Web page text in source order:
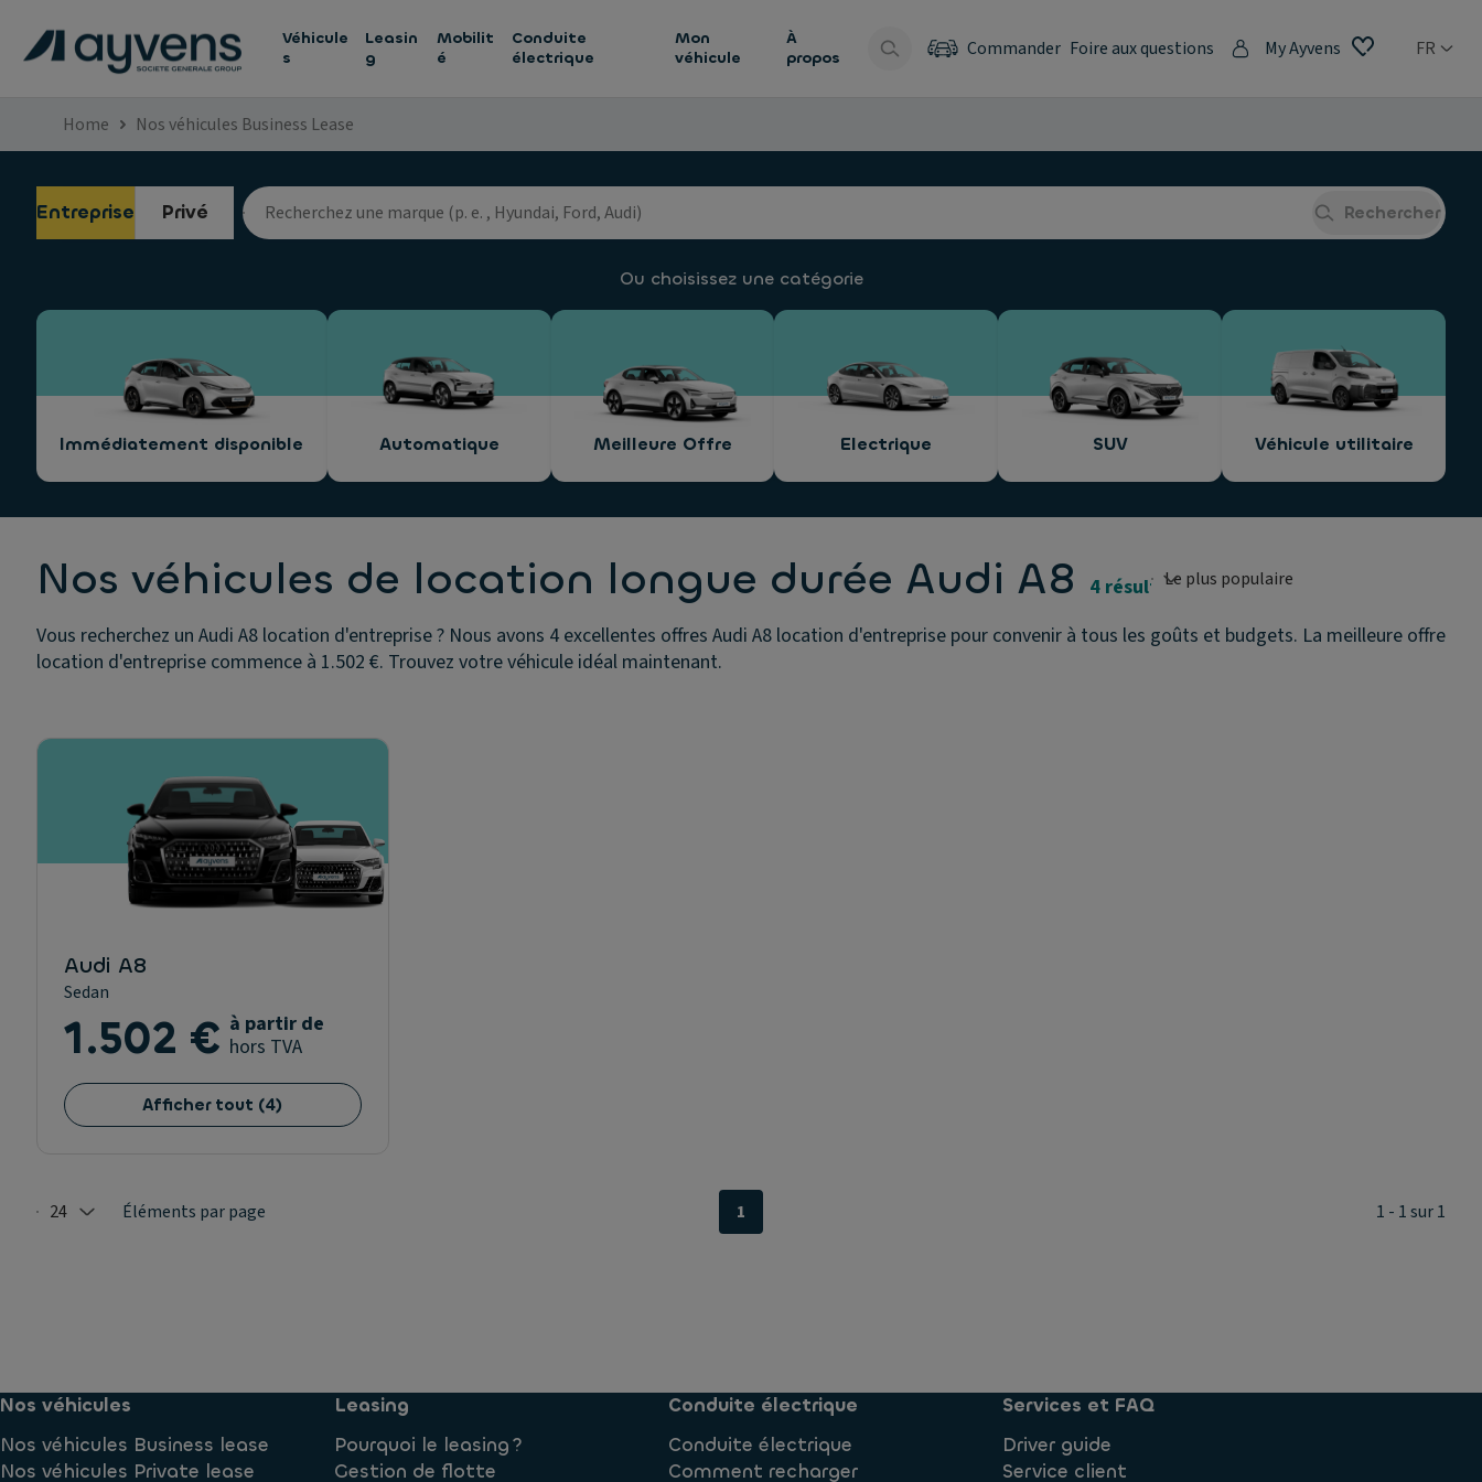
Véhicule
s
Leasin
g
Mobilit
é
Conduite
électrique
Mon
véhicule
À
propos
Commander Foire aux questions My Ayvens FR
Home Nos véhicules Business Lease
Entreprise Privé Rechercher
Ou choisissez une catégorie
Immédiatement disponible Automatique Meilleure Offre Electrique SUV Véhicule utilitaire
Nos véhicules de location longue durée Audi A8
4 résultats
Vous recherchez un Audi A8 location d'entreprise ? Nous avons 4 excellentes offres Audi A8 location d'entreprise pour convenir à tous les goûts et budgets. La meilleure offre
location d'entreprise commence à 1.502 €. Trouvez votre véhicule idéal maintenant.
Audi A8
Sedan
1.502 € à partir de
hors TVA
Afficher tout (4)
Selected: 24
24 Éléments par page 1 1 - 1 sur 1
Nos véhicules
Nos véhicules Business lease
Nos véhicules Private lease
Leasing
Pourquoi le leasing ?
Gestion de flotte
Conduite électrique
Conduite électrique
Comment recharger
Services et FAQ
Driver guide
Service client